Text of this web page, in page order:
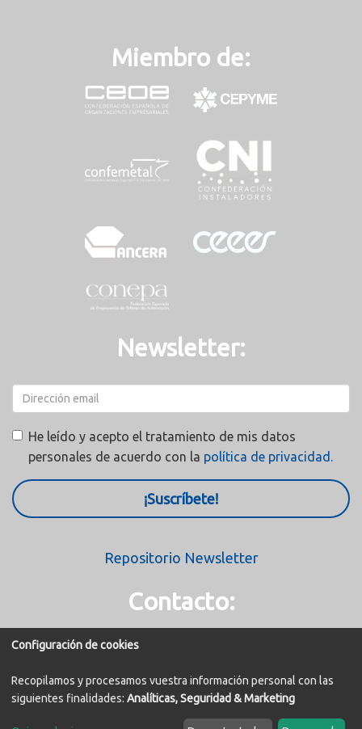
Miembro de:
Newsletter:
He leído y acepto el tratamiento de mis datos
personales de acuerdo con la política de privacidad.
¡Suscríbete!
Repositorio Newsletter
Contacto:
Avda. de la Innovación, 5. Edif. Espacio 3ª Planta Izq.
fedeme@fedeme.com
Configuración de cookies
Recopilamos y procesamos vuestra información personal con las
siguientes finalidades: Analíticas, Seguridad & Marketing